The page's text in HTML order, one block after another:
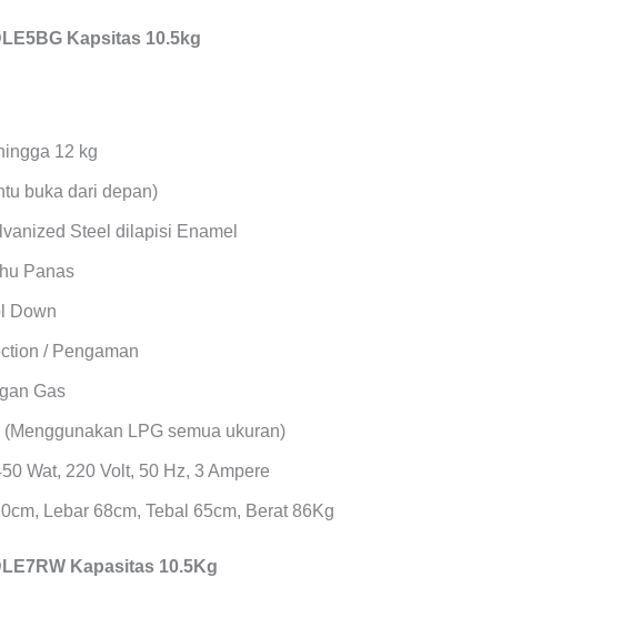
Kapsitas 10.5kg
12 kg
buka dari depan)
Steel dilapisi Enamel
Panas
Down
/ Pengaman
Gas
LPG semua ukuran)
Wat, 220 Volt, 50 Hz, 3 Ampere
Lebar 68cm, Tebal 65cm, Berat 86Kg
Kapasitas 10.5Kg